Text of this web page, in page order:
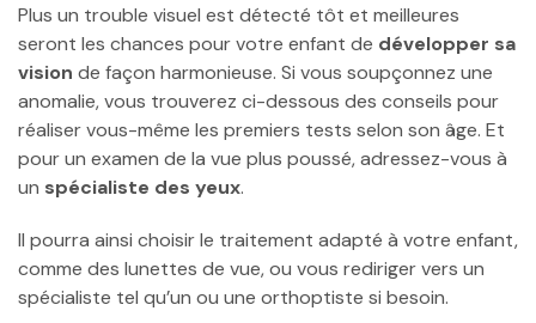
Plus un trouble visuel est détecté tôt et meilleures
seront les chances pour votre enfant de développer sa
vision de façon harmonieuse. Si vous soupçonnez une
anomalie, vous trouverez ci-dessous des conseils pour
réaliser vous-même les premiers tests selon son âge. Et
pour un examen de la vue plus poussé, adressez-vous à
un spécialiste des yeux.
Il pourra ainsi choisir le traitement adapté à votre enfant,
comme des lunettes de vue, ou vous rediriger vers un
spécialiste tel qu’un ou une orthoptiste si besoin.